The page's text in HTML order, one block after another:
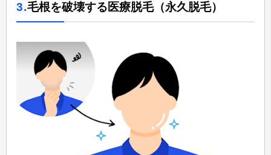
3.毛根を破壊する医療脱毛（永久脱毛）